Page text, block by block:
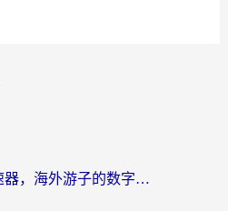
一键回国免费加速器，海外游子的数字归乡路